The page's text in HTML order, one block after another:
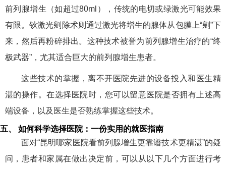
前列腺增生（如超过80ml），传统的电切或绿激光可能效果
有限。钬激光剜除术则通过激光将增生的腺体从包膜上“剜”下
来，然后再粉碎排出。这种技术被誉为前列腺增生治疗的“终
极武器”，尤其适合巨大的前列腺增生患者。
这些技术的掌握，离不开医院先进的设备投入和医生精
湛的操作。在选择医院时，您可以留意医院是否拥有上述高
端设备，以及医生是否熟练掌握这些技术。
五、 如何科学选择医院：一份实用的就医指南
面对“昆明哪家医院看前列腺增生更靠谱技术更精湛”的疑
问，患者和家属在做出决定前，可以从以下几个方面进行考